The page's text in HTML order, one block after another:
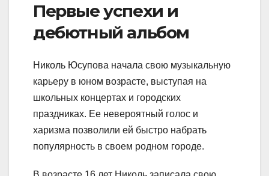
Первые успехи и
дебютный альбом
Николь Юсупова начала свою музыкальную
карьеру в юном возрасте, выступая на
школьных концертах и городских
праздниках. Ее невероятный голос и
харизма позволили ей быстро набрать
популярность в своем родном городе.